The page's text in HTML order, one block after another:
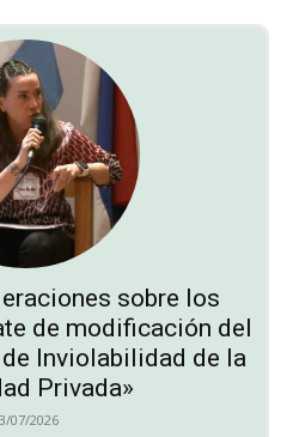
sobre los
de modificación del
Inviolabilidad de la
Privada»
07/2026